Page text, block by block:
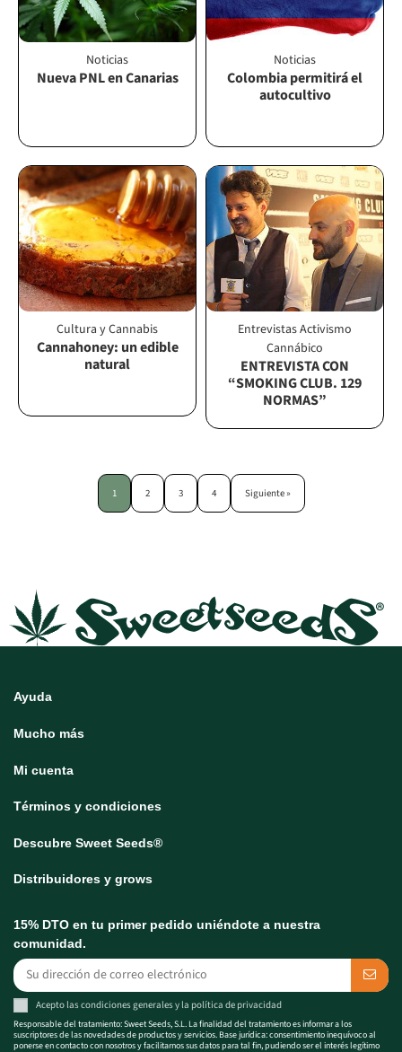
Noticias
Nueva PNL en Canarias
Noticias
Colombia permitirá el
autocultivo
Cultura y Cannabis
Cannahoney: un edible
natural
EntrevistasActivismo
Cannábico
ENTREVISTA CON
“SMOKING CLUB. 129
NORMAS”
1 2 3 4 Siguiente »
Ayuda
Mucho más
Mi cuenta
Términos y condiciones
Descubre Sweet Seeds®
Distribuidores y grows
15% DTO en tu primer pedido uniéndote a nuestra
comunidad.
Acepto lascondiciones generalesy la política de privacidad
Responsable del tratamiento: Sweet Seeds, S.L. La finalidad del tratamiento es informar a los
suscriptores de las novedades de productos y servicios. Base jurídica: consentimiento inequívoco al
ponerse en contacto con nosotros y facilitarnos sus datos para tal fin, pudiendo ser el interés legítimo